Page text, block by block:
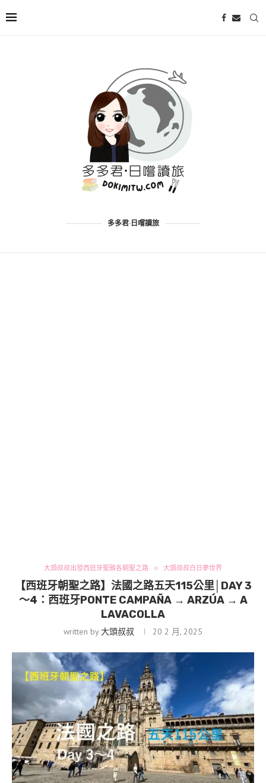
多多君·日嚐讀旅
大頭叔叔出發西班牙聖雅各朝聖之路 大頭叔叔白日夢世界
【西班牙朝聖之路】法國之路五天115公里│DAY 3
〜4：西班牙PONTE CAMPAÑA → ARZÚA → A
LAVACOLLA
written by大頭叔叔 20 2 月, 2025